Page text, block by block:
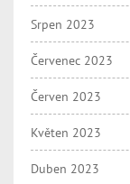
Srpen 2023
Červenec 2023
Červen 2023
Květen 2023
Duben 2023